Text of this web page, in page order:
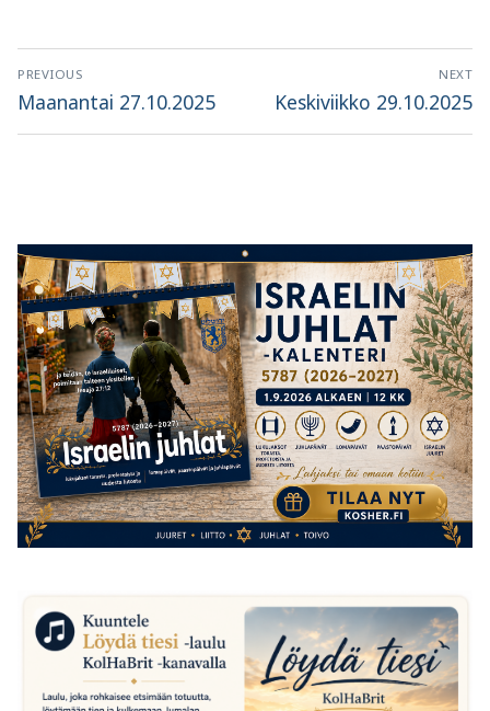
Artikkelien
selaus
PREVIOUS
Previous
Maanantai 27.10.2025
NEXT
Next
Keskiviikko 29.10.2025